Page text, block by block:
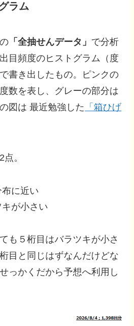
ラム
「全抽せんデータ」 で分析
目頻度のヒストグラム（度
で書き出したもの。ピンクの
数を表し、グレーの部分は
図は 最近勉強した 「箱ひげ
。
に近い
が小さい
も５桁目はバラツキが小さ
目と同じはずなんだけどな
っかくだから予想へ利用し